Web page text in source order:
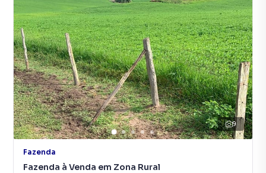
9
Fazenda
Fazenda à Venda em Zona Rural